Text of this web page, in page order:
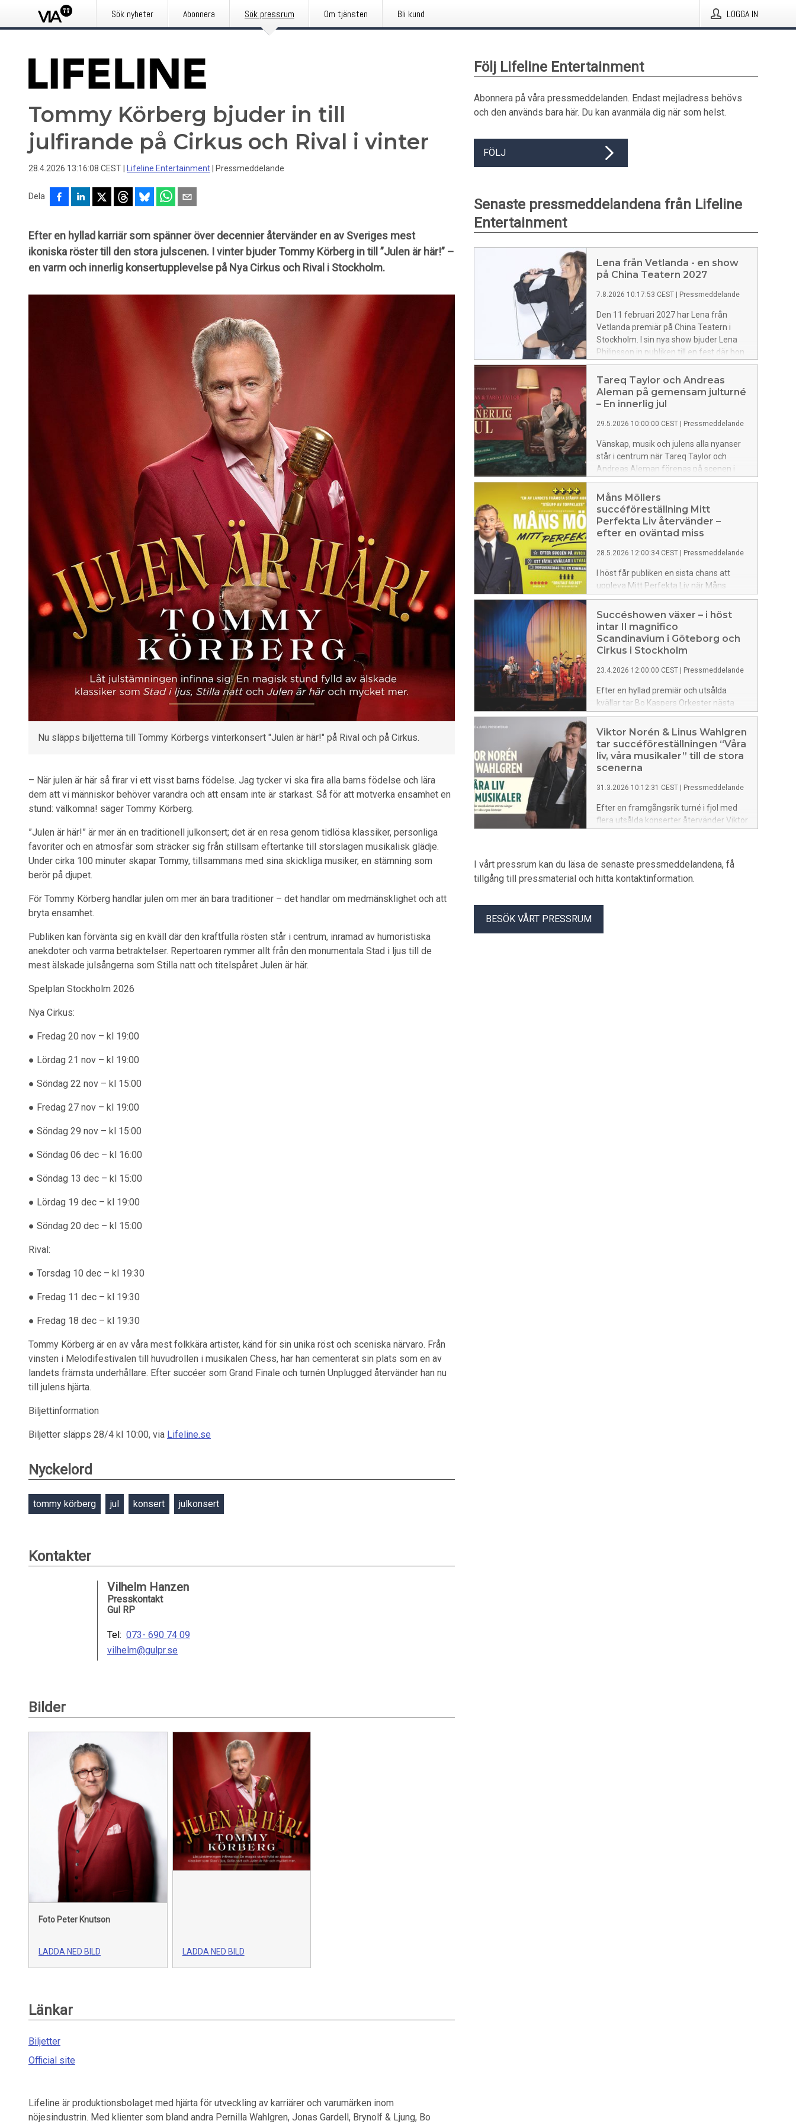
Sök nyheter Abonnera Sök pressrum Om tjänsten Bli kund LOGGA IN
Tommy Körberg bjuder in till
julfirande på Cirkus och Rival i vinter
28.4.2026 13:16:08 CEST Lifeline Entertainment Pressmeddelande
Dela
Efter en hyllad karriär som spänner över decennier återvänder en av Sveriges mest
ikoniska röster till den stora julscenen. I vinter bjuder Tommy Körberg in till ”Julen är här!” –
en varm och innerlig konsertupplevelse på Nya Cirkus och Rival i Stockholm.
Nu släpps biljetterna till Tommy Körbergs vinterkonsert "Julen är här!" på Rival och på Cirkus.
– När julen är här så firar vi ett visst barns födelse. Jag tycker vi ska fira alla barns födelse och lära
dem att vi människor behöver varandra och att ensam inte är starkast. Så för att motverka ensamhet en
stund: välkomna! säger Tommy Körberg.
”Julen är här!” är mer än en traditionell julkonsert; det är en resa genom tidlösa klassiker, personliga
favoriter och en atmosfär som sträcker sig från stillsam eftertanke till storslagen musikalisk glädje.
Under cirka 100 minuter skapar Tommy, tillsammans med sina skickliga musiker, en stämning som
berör på djupet.
För Tommy Körberg handlar julen om mer än bara traditioner – det handlar om medmänsklighet och att
bryta ensamhet.
Publiken kan förvänta sig en kväll där den kraftfulla rösten står i centrum, inramad av humoristiska
anekdoter och varma betraktelser. Repertoaren rymmer allt från den monumentala Stad i ljus till de
mest älskade julsångerna som Stilla natt och titelspåret Julen är här.
Spelplan Stockholm 2026
Nya Cirkus:
● Fredag 20 nov – kl 19:00
● Lördag 21 nov – kl 19:00
● Söndag 22 nov – kl 15:00
● Fredag 27 nov – kl 19:00
● Söndag 29 nov – kl 15:00
● Söndag 06 dec – kl 16:00
● Söndag 13 dec – kl 15:00
● Lördag 19 dec – kl 19:00
● Söndag 20 dec – kl 15:00
Rival:
● Torsdag 10 dec – kl 19:30
● Fredag 11 dec – kl 19:30
● Fredag 18 dec – kl 19:30
Tommy Körberg är en av våra mest folkkära artister, känd för sin unika röst och sceniska närvaro. Från
vinsten i Melodifestivalen till huvudrollen i musikalen Chess, har han cementerat sin plats som en av
landets främsta underhållare. Efter succéer som Grand Finale och turnén Unplugged återvänder han nu
till julens hjärta.
Biljettinformation
Biljetter släpps 28/4 kl 10:00, via Lifeline.se
Nyckelord
tommy körberg jul konsert julkonsert
Kontakter
Vilhelm Hanzen
Presskontakt
Gul RP
Tel: 073- 690 74 09
vilhelm@gulpr.se
Bilder
Foto Peter Knutson
LADDA NED BILD LADDA NED BILD
Länkar
Biljetter
Official site
Lifeline är produktionsbolaget med hjärta för utveckling av karriärer och varumärken inom
nöjesindustrin. Med klienter som bland andra Pernilla Wahlgren, Jonas Gardell, Brynolf & Ljung, Bo
Följ Lifeline Entertainment
Abonnera på våra pressmeddelanden. Endast mejladress behövs
och den används bara här. Du kan avanmäla dig när som helst.
FÖLJ
Senaste pressmeddelandena från Lifeline
Entertainment
Lena från Vetlanda - en show
på China Teatern 2027
7.8.2026 10:17:53 CEST Pressmeddelande
Den 11 februari 2027 har Lena från
Vetlanda premiär på China Teatern i
Stockholm. I sin nya show bjuder Lena
Philipsson in publiken till en fest där hon
med sin musik sammanfattar resan
från Vetlanda till ett liv på scen. Efter
flera år med nya äventyr är det nu dags
att komma hem till den egna musiken
släpps den 18 augusti kl. 10.00 via
showtic.se.
Tareq Taylor och Andreas
Aleman på gemensam julturné
– En innerlig jul
29.5.2026 10:00:00 CEST Pressmeddelande
Vänskap, musik och julens alla nyanser
står i centrum när Tareq Taylor och
Andreas Aleman förenas på scenen i
den nya julshowen En innerlig jul. Turnén
har premiär i november 2026 och bjuder
publiken på en varm och personlig
föreställning där musik, berättelser och
eftertanke vävs samman till en
Måns Möllers
succéföreställning Mitt
Perfekta Liv återvänder –
efter en oväntad miss
28.5.2026 12:00:34 CEST Pressmeddelande
I höst får publiken en sista chans att
uppleva Mitt Perfekta Liv när Måns
Möller återvänder till scenen för ett fåtal
exklusiva kvällar runt om i Sverige. Med
sig har han nya problem, ett tv-team -
och sonen Viggos påminnelse om att
det är kul att vara glad.
Succéshowen växer – i höst
intar Il magnifico
Scandinavium i Göteborg och
Cirkus i Stockholm
23.4.2026 12:00:00 CEST Pressmeddelande
Efter en hyllad premiär och utsålda
kvällar tar Bo Kaspers Orkester nästa
steg med sin jubileumsföreställning Il
magnifico. Intresset fortsätter att öka
och nu står det klart att produktionen
utökas med en stor spelning i
Scandinavium samt flera exklusiva
Viktor Norén & Linus Wahlgren
tar succéföreställningen “Våra
liv, våra musikaler” till de stora
scenerna
31.3.2026 10:12:31 CEST Pressmeddelande
Efter en framgångsrik turné i fjol med
flera utsålda konserter återvänder Viktor
storslagen föreställning när den nu
flyttar in i Sveriges större konserthus
I vårt pressrum kan du läsa de senaste pressmeddelandena, få
tillgång till pressmaterial och hitta kontaktinformation.
BESÖK VÅRT PRESSRUM